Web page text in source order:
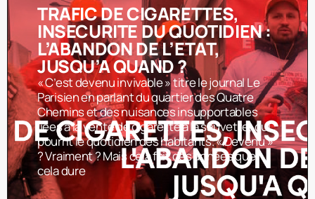
TRAFIC DE CIGARETTES,
INSECURITE DU QUOTIDIEN :
L’ABANDON DE L’ETAT,
JUSQU’A QUAND ?
« C’est devenu invivable » titre le journal Le
Parisien en parlant du quartier des Quatre
Chemins et des nuisances insupportables
liées à la vente de cigarette à la sauvette, qui
pourrit le quotidien des habitants. « Devenu »
? Vraiment ? Mais cela fait des années que
cela dure